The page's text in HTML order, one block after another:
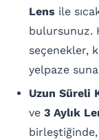
Lens ile
bulursunuz.
seçenekler,
yelpaze
Uzun Süreli
ve 3 Aylık